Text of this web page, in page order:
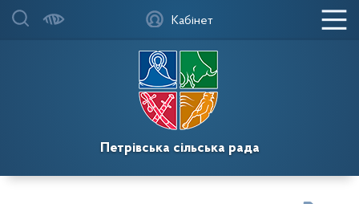
Петрівська сільська рада
Мапа меню Кабінет
Головна
Повідомлення